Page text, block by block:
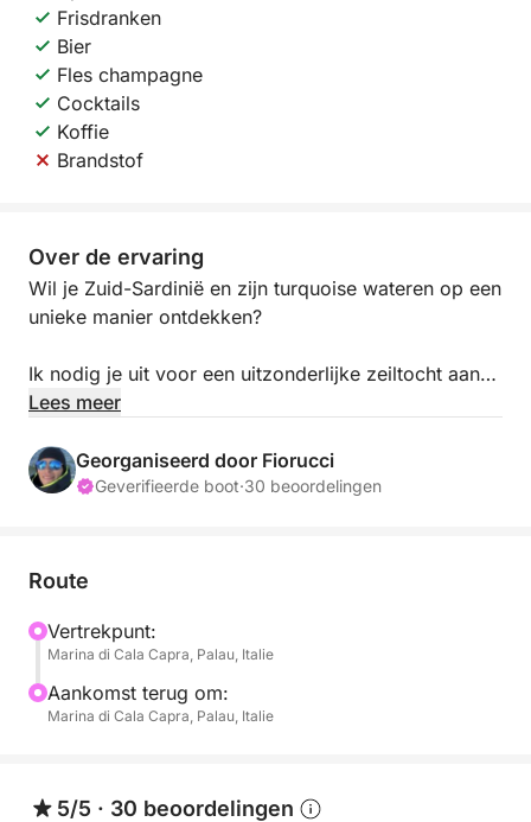
Frisdranken
Bier
Fles champagne
Cocktails
Koffie
Brandstof
Over de ervaring
Wil je Zuid-Sardinië en zijn turquoise wateren op een
unieke manier ontdekken?
Ik nodig je uit voor een uitzonderlijke zeiltocht aan
boord van mijn legendarische Swan 44s, om
Als ervaren zeiler die de Atlantische Oceaan is
persoonlijke en onvergetelijke ervaring te
We ankeren in een beschutte baai waar je kunt
genieten van het kristalheldere water om te
zwemmen en snorkelen.
beschikbaar, zodat je optimaal kunt genieten van
Lees meer
Georganiseerd door Fiorucci
Geverifieerde boot·30 beoordelingen
Route
Vertrekpunt:
Marina di Cala Capra, Palau, Italie
Aankomst terug om:
Marina di Cala Capra, Palau, Italie
5/5 · 30 beoordelingen